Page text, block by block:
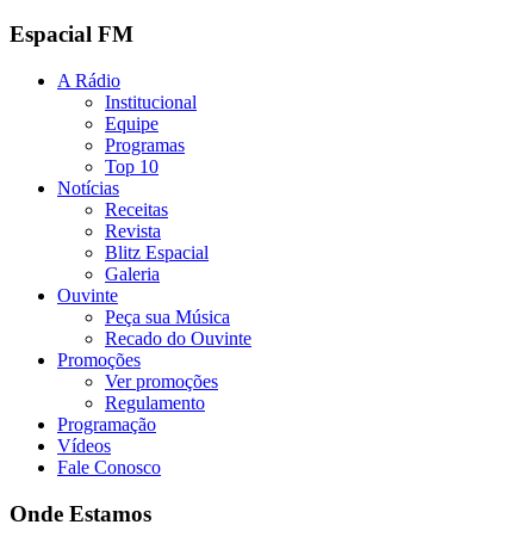
Espacial FM
A Rádio
Institucional
Equipe
Programas
Top 10
Notícias
Receitas
Revista
Blitz Espacial
Galeria
Ouvinte
Peça sua Música
Recado do Ouvinte
Promoções
Ver promoções
Regulamento
Programação
Vídeos
Fale Conosco
Onde Estamos